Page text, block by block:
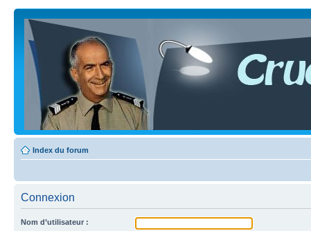
Index du forum
Connexion
Nom d’utilisateur :